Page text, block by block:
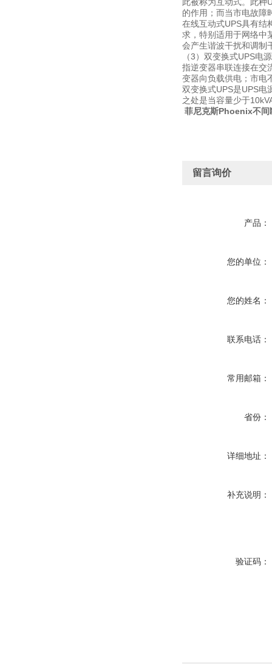
的作用；而当市电故障
在线互动式UPS具有结
求，特别适用于网络中
会产生谐波干扰和调制
（3）双变换式UPS电源
指逆变器串联连接在交
变器向负载供电；市电
双变换式UPS是UPS电
之处是当容量少于
菲尼克斯Phoenix不间
留言询价
产品：
您的单位：
您的姓名：
联系电话：
常用邮箱：
省份：
详细地址：
补充说明：
验证码：